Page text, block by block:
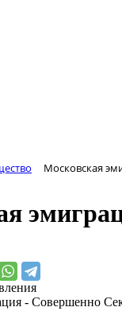
Московская